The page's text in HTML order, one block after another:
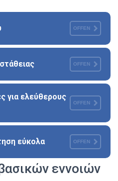
OFFEN
OFFEN
για ελεύθερους
OFFEN
εύκολα OFFEN
εννοιών